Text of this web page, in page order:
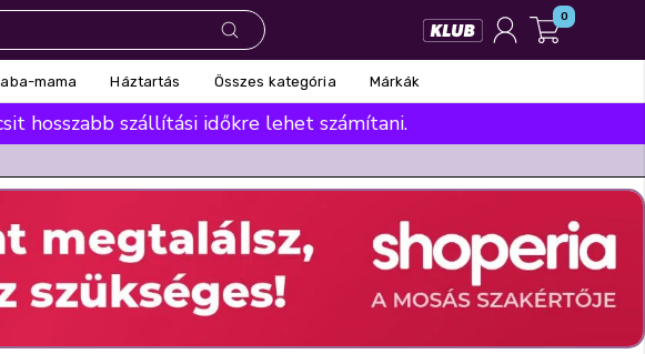
0
mama Háztartás Összes kategória Márkák
hosszabb szállítási időkre lehet számítani.